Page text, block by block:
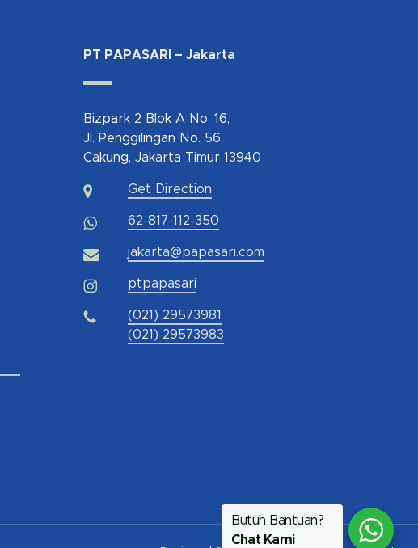
PT PAPASARI – Jakarta
Bizpark 2 Blok A No. 16,
Jl. Penggilingan No. 56,
Cakung, Jakarta Timur 13940
Get Direction
62-817-112-350
jakarta@papasari.com
ptpapasari
(021) 29573981
(021) 29573983
Butuh Bantuan?
Chat Kami